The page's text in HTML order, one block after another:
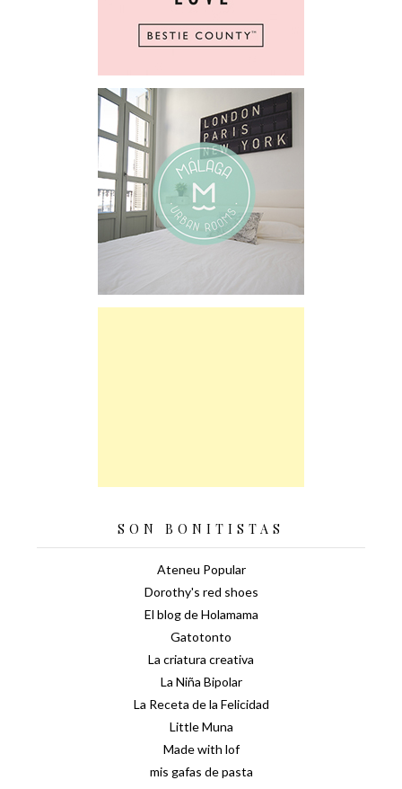
SON BONITISTAS
Ateneu Popular
Dorothy's red shoes
El blog de Holamama
Gatotonto
La criatura creativa
La Niña Bipolar
La Receta de la Felicidad
Little Muna
Made with lof
mis gafas de pasta